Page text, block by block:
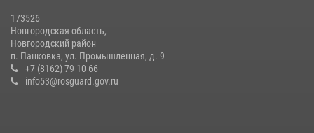
Новгородские росгвардейцы завоевали третье место в Санкт-
Петербурге на окружном этапе ежегодного Всероссийского
конкурса профессионального мастерства среди сотрудников
вневедомственной охраны Росгвардии
173526
Новгородская область,
Новгородский район
п. Панковка, ул. Промышленная, д. 9
+7 (8162) 79-10-66
info53@rosguard.gov.ru